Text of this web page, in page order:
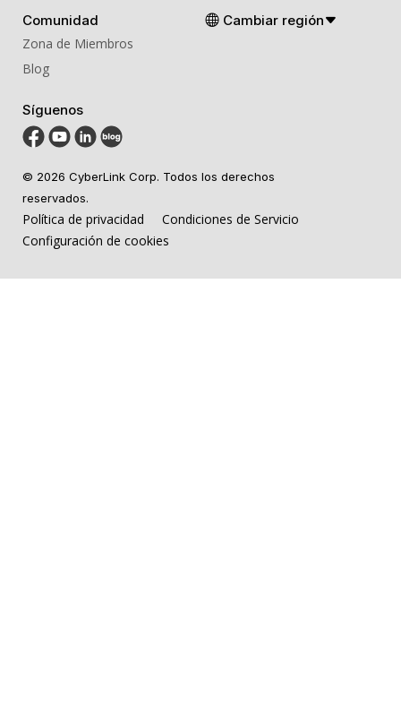
Comunidad
Zona de Miembros
Blog
Síguenos
Cambiar región
© 2026 CyberLink Corp. Todos los derechos
reservados.
Política de privacidad
Condiciones de Servicio
Configuración de cookies